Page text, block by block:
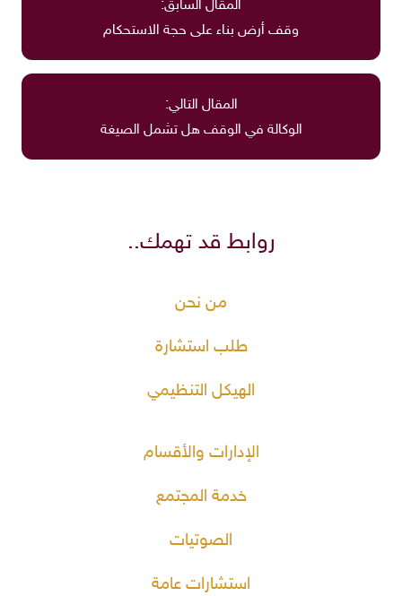
المقال السابق:
وقف أرض بناء على حجة الاستحكام
المقال التالي:
الوكالة في الوقف هل تشمل الصيغة
روابط قد تهمك..
من نحن
طلب استشارة
الهيكل التنظيمي
الإدارات والأقسام
خدمة المجتمع
الصوتيات
استشارات عامة